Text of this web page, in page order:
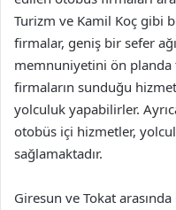
Turizm ve Kamil Koç gibi
firmalar, geniş bir sefer
memnuniyetini ön planda
firmaların sunduğu
yolculuk yapabilirler.
otobüs içi hizmetler,
sağlamaktadır.
Giresun ve Tokat